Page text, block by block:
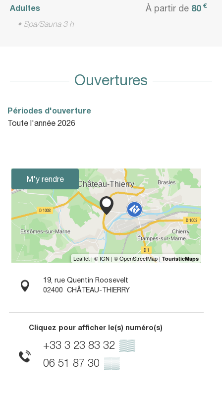
Adultes À partir de 80 €
• Spa/Sauna 3 h
Ouvertures
Périodes d'ouverture
Toute l'année 2026
M'y rendre
19, rue Quentin Roosevelt
02400 CHÂTEAU-THIERRY
Cliquez pour afficher le(s) numéro(s)
+33 3 23 83 32 ▒▒
06 51 87 30 ▒▒